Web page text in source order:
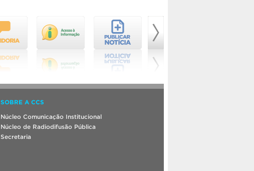
SOBRE A CCS
Núcleo Comunicação Institucional
Núcleo de Radiodifusão Pública
Secretaria